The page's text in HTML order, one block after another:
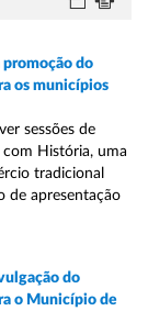
promoção do
os municípios
sessões de
História, uma
tradicional
de apresentação
do
o Município de